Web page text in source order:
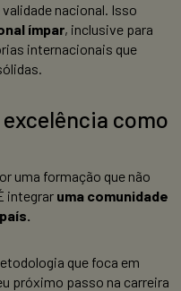
nacional. Isso
ímpar, inclusive para
internacionais que
como
uma formação que não
integrar uma comunidade
que foca em
próximo passo na carreira